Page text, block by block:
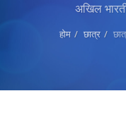
अखिल
होम छात्र